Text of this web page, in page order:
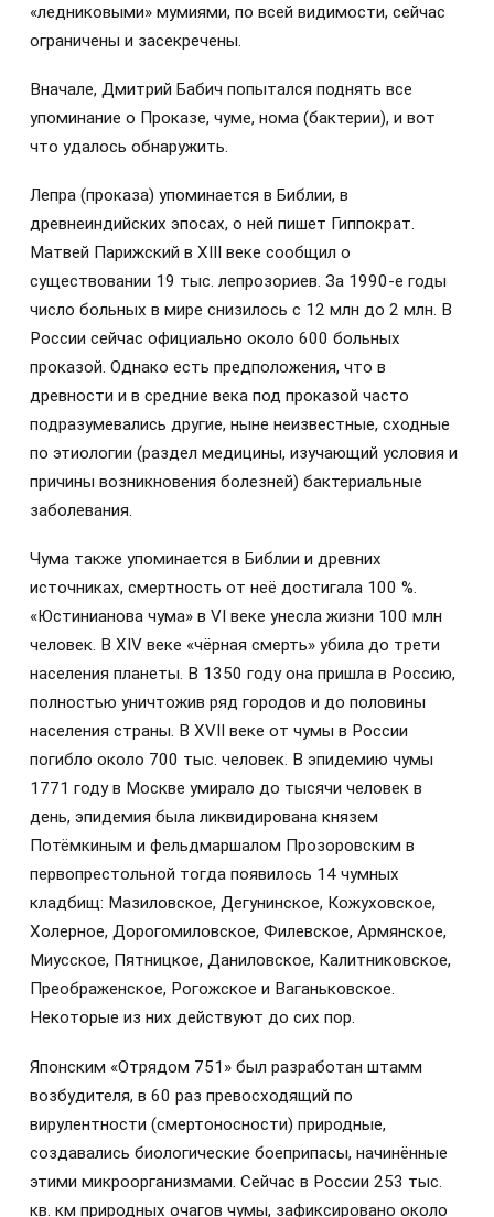
«ледниковыми» мумиями, по всей видимости, сейчас
ограничены и засекречены.
Вначале, Дмитрий Бабич попытался поднять все
упоминание о Проказе, чуме, нома (бактерии), и вот
что удалось обнаружить.
Лепра (проказа) упоминается в Библии, в
древнеиндийских эпосах, о ней пишет Гиппократ.
Матвей Парижский в XIII веке сообщил о
существовании 19 тыс. лепрозориев. За 1990-е годы
число больных в мире снизилось с 12 млн до 2 млн. В
России сейчас официально около 600 больных
проказой. Однако есть предположения, что в
древности и в средние века под проказой часто
подразумевались другие, ныне неизвестные, сходные
по этиологии (раздел медицины, изучающий условия и
причины возникновения болезней) бактериальные
заболевания.
Чума также упоминается в Библии и древних
источниках, смертность от неё достигала 100 %.
«Юстинианова чума» в VI веке унесла жизни 100 млн
человек. В XIV веке «чёрная смерть» убила до трети
населения планеты. В 1350 году она пришла в Россию,
полностью уничтожив ряд городов и до половины
населения страны. В XVII веке от чумы в России
погибло около 700 тыс. человек. В эпидемию чумы
1771 году в Москве умирало до тысячи человек в
день, эпидемия была ликвидирована князем
Потёмкиным и фельдмаршалом Прозоровским в
первопрестольной тогда появилось 14 чумных
кладбищ: Мазиловское, Дегунинское, Кожуховское,
Холерное, Дорогомиловское, Филевское, Армянское,
Миусское, Пятницкое, Даниловское, Калитниковское,
Преображенское, Рогожское и Ваганьковское.
Некоторые из них действуют до сих пор.
Японским «Отрядом 751» был разработан штамм
возбудителя, в 60 раз превосходящий по
вирулентности (смертоносности) природные,
создавались биологические боеприпасы, начинённые
этими микроорганизмами. Сейчас в России 253 тыс.
кв. км природных очагов чумы, зафиксировано около